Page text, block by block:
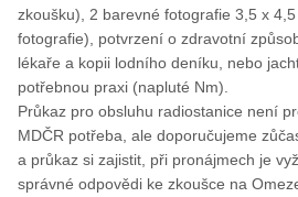
zkoušku), 2 barevné fotografie 3,5 x
fotografie), potvrzení o zdravotní
lékaře a kopii lodního deníku, nebo
potřebnou praxi (napluté Nm).
Průkaz pro obsluhu radiostanice není
MDČR potřeba, ale doporučujeme
a průkaz si zajistit, při pronájmech je
správné odpovědi ke zkoušce na